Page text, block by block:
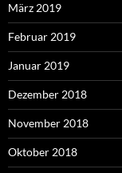
März 2019
Februar 2019
Januar 2019
Dezember 2018
November 2018
Oktober 2018